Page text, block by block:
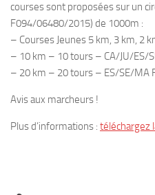
courses sont proposées sur un
F094/06480/2015) de 1000m :
– Courses Jeunes 5 km, 3 km, 2
– 10 km – 10 tours – CA/JU/ES/
– 20 km – 20 tours – ES/SE/MA
Avis aux marcheurs !
Plus d’informations : téléchargez